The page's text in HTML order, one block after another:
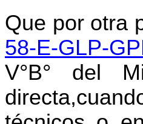
Que por otra
58-E-GLP-
V°B° del